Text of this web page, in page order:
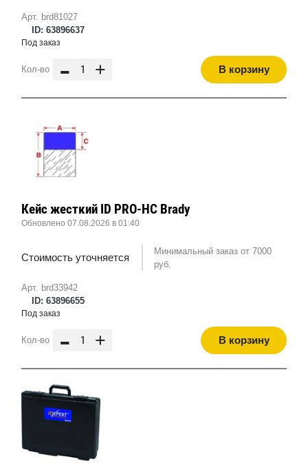
Арт. brd81027
ID: 63896637
Под заказ
Кол-во - + В корзину
Арт. brd33942
ID: 63896655
Кейс жесткий ID PRO-HC Brady
Обновлено 07.08.2026 в 01:40
Стоимость уточняется
Минимальный заказ от 7000
руб.
Под заказ
Кол-во - + В корзину